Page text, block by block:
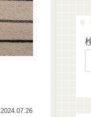
2024.07.26